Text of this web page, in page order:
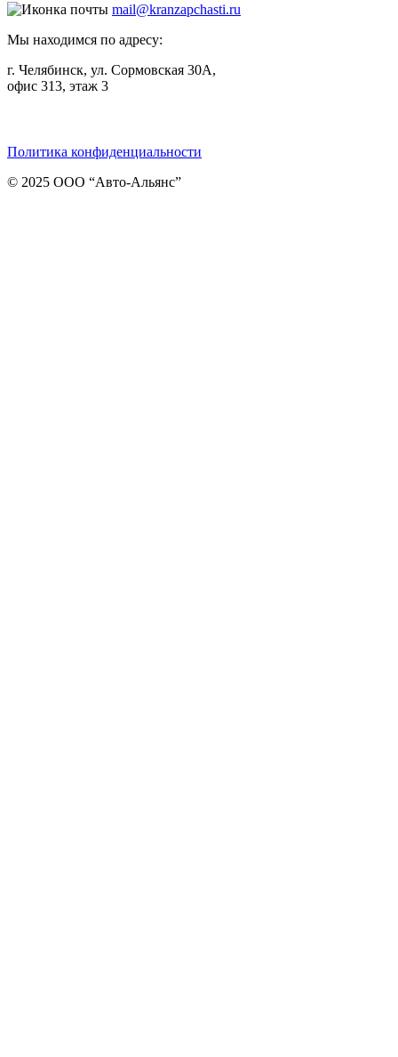
mail@kranzapchasti.ru
Мы находимся по адресу:
г. Челябинск, ул. Сормовская 30А,
офис 313, этаж 3
Политика конфиденциальности
© 2025 ООО “Авто-Альянс”